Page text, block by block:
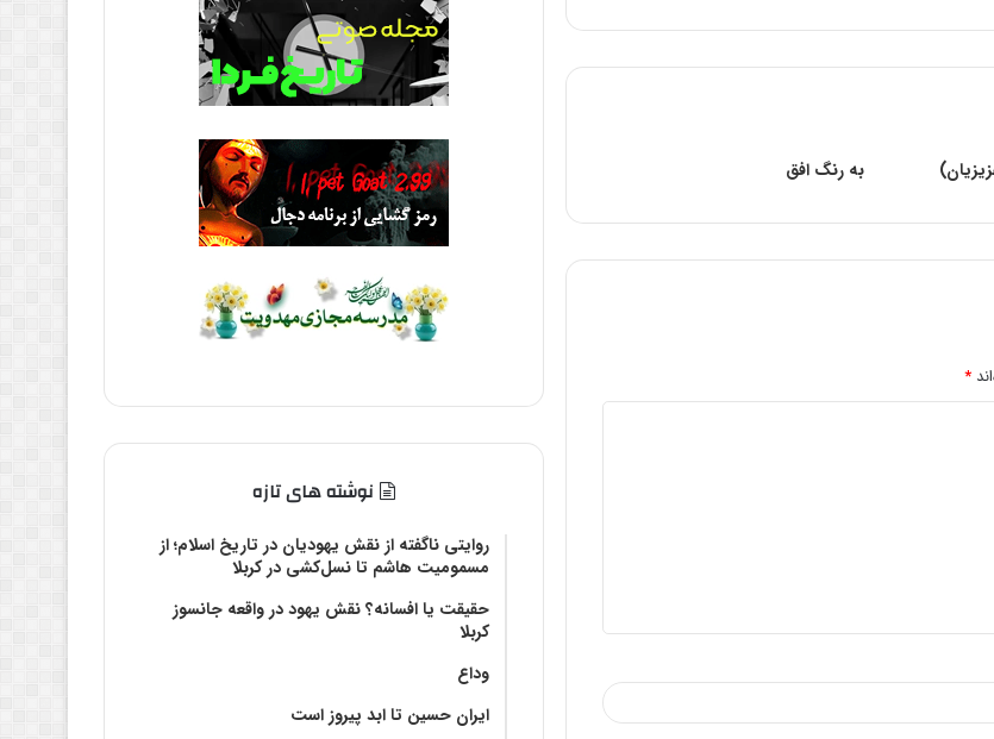
به رنگ افق
*
نوشته های تازه
روایتی ناگفته از نقش یهودیان در تاریخ اسلام؛ از
مسمومیت هاشم تا نسل‌کشی در کربلا
حقیقت یا افسانه؟‌ نقش یهود در واقعه جانسوز
کربلا
وداع
ایران حسین تا ابد پیروز است